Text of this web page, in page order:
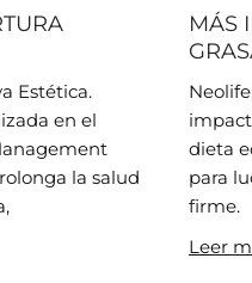
Estética.
en el
la salud
MÁS
dieta
para
firme.
Leer